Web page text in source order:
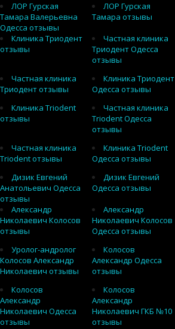
ЛОР Гурская
Тамара Валерьевна
Одесса отзывы
ЛОР Гурская
Тамара отзывы
Клиника Триодент
отзывы
Частная клиника
Триодент Одесса
отзывы
Частная клиника
Триодент отзывы
Клиника Триодент
Одесса отзывы
Клиника Triodent
отзывы
Частная клиника
Triodent Одесса
отзывы
Частная клиника
Triodent отзывы
Клиника Triodent
Одесса отзывы
Дизик Евгений
Анатольевич Одесса
отзывы
Дизик Евгений
Одесса отзывы
Александр
Николаевич Колосов
отзывы
Александр
Николаевич Колосов
Одесса отзывы
Уролог-андролог
Колосов Александр
Николаевич отзывы
Колосов
Александр Одесса
отзывы
Колосов
Александр
Николаевич Одесса
отзывы
Колосов
Александр
Николаевич ГКБ №10
отзывы